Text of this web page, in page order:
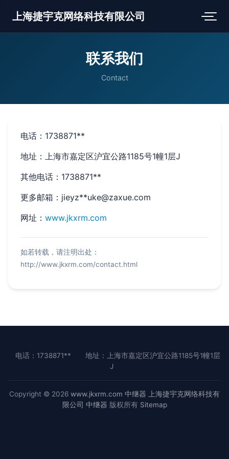
上海捷宇克网络科技有限公司
联系我们
Contact
电话：1738871**
地址：上海市嘉定区沪宜公路1185号1幢1层J
其他电话：1738871**
更多邮箱：jieyz**uke@zaxue.com
网址： www.jkxrm.com
如若转载，请注明出处：
http://www.jkxrm.com/contact.html
电话：1738871**
地址：上海市嘉定区沪宜公路1185号1幢1层
J
Copyright © 2026 www.jkxrm.com 中继器
上海捷宇克网络科技有
限公司 中继器 版权所有 Sitemap